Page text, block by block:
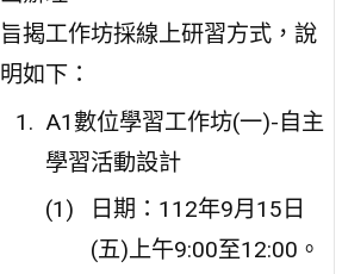
旨揭工作坊採線上研習方式，說
明如下：
A1數位學習工作坊(一)-自主
學習活動設計
日期：112年9月15日
(五)上午9:00至12:00。